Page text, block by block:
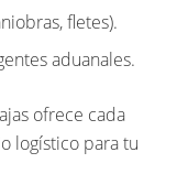
fletes).
aduanales.
ofrece cada
logístico para tu